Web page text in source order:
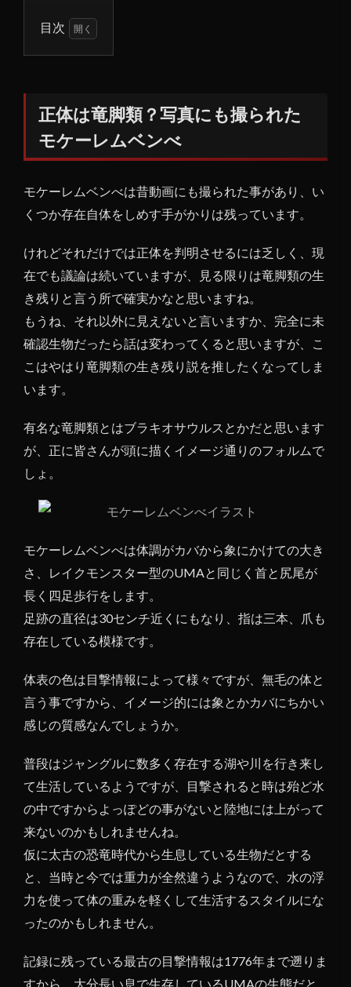
目次
脚
類？
写真
にも
れた
モケ
ーレ
ンべ
ジャ
ング
ルは
未確
認生
物の
パレ
ード
正体は竜脚類？写真にも撮られた
モケーレムベンべ
モケーレムベンべは昔動画にも撮られた事があり、い
くつか存在自体をしめす手がかりは残っています。
けれどそれだけでは正体を判明させるには乏しく、現
在でも議論は続いていますが、見る限りは竜脚類の生
き残りと言う所で確実かなと思いますね。
もうね、それ以外に見えないと言いますか、完全に未
確認生物だったら話は変わってくると思いますが、こ
こはやはり竜脚類の生き残り説を推したくなってしま
います。
有名な竜脚類とはブラキオサウルスとかだと思います
が、正に皆さんが頭に描くイメージ通りのフォルムで
しょ。
モケーレムベンべは体調がカバから象にかけての大き
さ、レイクモンスター型のUMAと同じく首と尻尾が
長く四足歩行をします。
足跡の直径は30センチ近くにもなり、指は三本、爪も
存在している模様です。
体表の色は目撃情報によって様々ですが、無毛の体と
言う事ですから、イメージ的には象とかカバにちかい
感じの質感なんでしょうか。
普段はジャングルに数多く存在する湖や川を行き来し
て生活しているようですが、目撃されると時は殆ど水
の中ですからよっぽどの事がないと陸地には上がって
来ないのかもしれませんね。
仮に太古の恐竜時代から生息している生物だとする
と、当時と今では重力が全然違うようなので、水の浮
力を使って体の重みを軽くして生活するスタイルにな
ったのかもしれません。
記録に残っている最古の目撃情報は1776年まで遡りま
すから、大分長い息で生存しているUMAの生態だと